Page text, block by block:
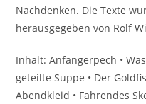
Nachdenken. Die Texte
herausgegeben von Rolf
Inhalt: Anfängerpech •
geteilte Suppe • Der
Abendkleid • Fahrendes